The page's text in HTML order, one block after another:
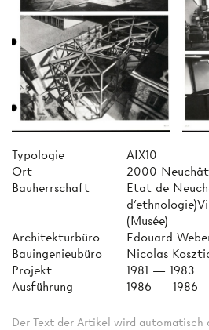
Typologie
AIX10
Ort
2000
Bauherrschaft
Etat de
(Musée)
Architekturbüro
Edouard
Bauingenieubüro
Nicolas
Projekt
1981 — 1983
Ausführung
1986 — 1986
Der Text der Artikel wird automatisch